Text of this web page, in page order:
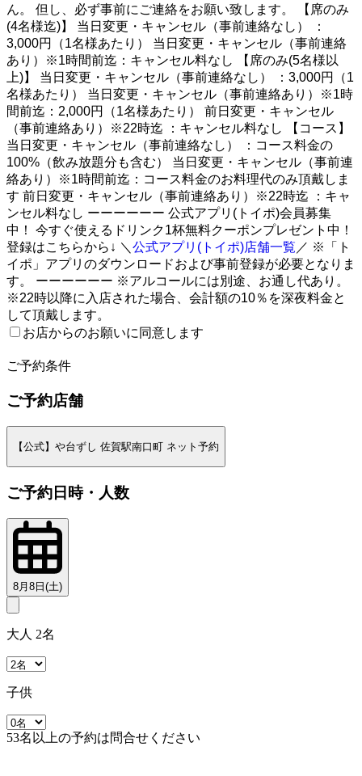
ん。 但し、必ず事前にご連絡をお願い致します。 【席のみ
(4名様迄)】 当日変更・キャンセル（事前連絡なし） ：
3,000円（1名様あたり） 当日変更・キャンセル（事前連絡
あり）※1時間前迄：キャンセル料なし 【席のみ(5名様以
上)】 当日変更・キャンセル（事前連絡なし） ：3,000円（1
名様あたり） 当日変更・キャンセル（事前連絡あり）※1時
間前迄：2,000円（1名様あたり） 前日変更・キャンセル
（事前連絡あり）※22時迄 ：キャンセル料なし 【コース】
当日変更・キャンセル（事前連絡なし） ：コース料金の
100%（飲み放題分も含む） 当日変更・キャンセル（事前連
絡あり）※1時間前迄：コース料金のお料理代のみ頂戴しま
す 前日変更・キャンセル（事前連絡あり）※22時迄 ：キャ
ンセル料なし ーーーーーー 公式アプリ(トイポ)会員募集
中！ 今すぐ使えるドリンク1杯無料クーポンプレゼント中！
登録はこちらから↓ ＼ 公式アプリ(トイポ)店舗一覧 ／ ※「ト
イポ」アプリのダウンロードおよび事前登録が必要となりま
す。 ーーーーーー ※アルコールには別途、お通し代あり。
※22時以降に入店された場合、会計額の10％を深夜料金と
して頂戴します。
お店からのお願いに同意します
ご予約条件
ご予約店舗
【公式】や台ずし 佐賀駅南口町 ネット予約
ご予約日時・人数
8月8日(土)
大人 2名
子供
53名以上の予約は問合せください